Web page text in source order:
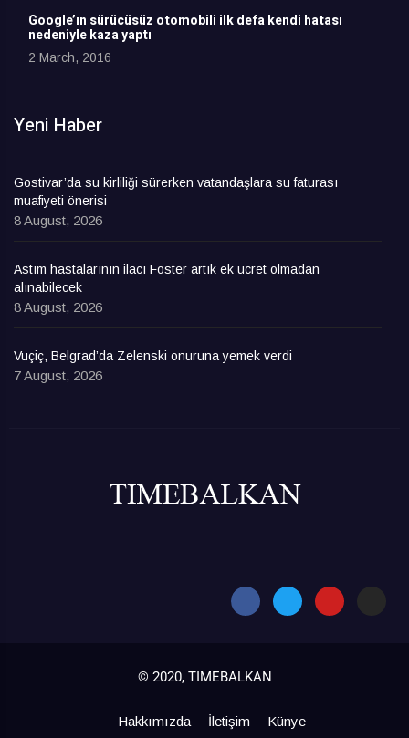
Google’ın sürücüsüz otomobili ilk defa kendi hatası
nedeniyle kaza yaptı
2 March, 2016
Yeni Haber
Gostivar’da su kirliliği sürerken vatandaşlara su faturası
muafiyeti önerisi
8 August, 2026
Astım hastalarının ilacı Foster artık ek ücret olmadan
alınabilecek
8 August, 2026
Vuçiç, Belgrad’da Zelenski onuruna yemek verdi
7 August, 2026
© 2020, TIMEBALKAN
Hakkımızda İletişim Künye